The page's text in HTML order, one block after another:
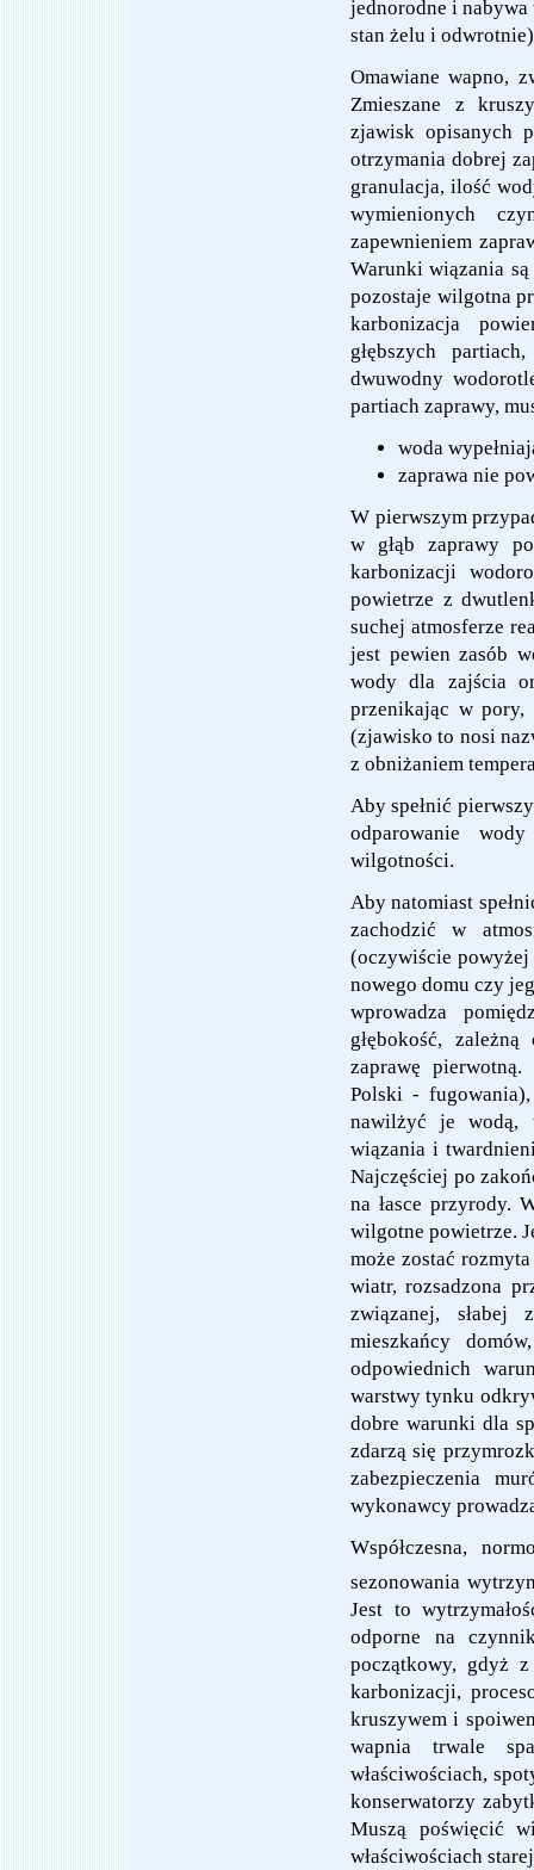
jednorodne i
stan żelu i
Omawiane wapno,
Zmieszane z
zjawisk opisanych
otrzymania dobrej
granulacja, ilość
wymienionych
zapewnieniem
Warunki wiązania
pozostaje wilgotna
karbonizacja
głębszych
dwuwodny
partiach zaprawy,
woda
zaprawa nie
W pierwszym
w głąb zaprawy
karbonizacji
powietrze z
suchej atmosferze
jest pewien zasób
wody dla zajścia
przenikając w pory,
(zjawisko to nosi
z obniżaniem
Aby spełnić
odparowanie
wilgotności.
Aby natomiast
zachodzić w
(oczywiście
nowego domu czy
wprowadza
głębokość,
zaprawę
Polski - fugowania),
nawilżyć je wodą,
wiązania i
Najczęściej po
na łasce przyrody.
wilgotne powietrze.
może zostać
wiatr, rozsadzona
związanej, słabej
mieszkańcy
odpowiednich
warstwy tynku
dobre warunki dla
zdarzą się
zabezpieczenia
wykonawcy
Współczesna,
sezonowania
Jest to
odporne na
początkowy, gdyż
karbonizacji,
kruszywem i
wapnia trwale
właściwościach,
konserwatorzy
Muszą poświęcić
właściwościach